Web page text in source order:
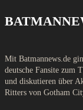
Mit Batmannews.de
deutsche Fansite zum
und diskutieren über
Ritters von Gotham